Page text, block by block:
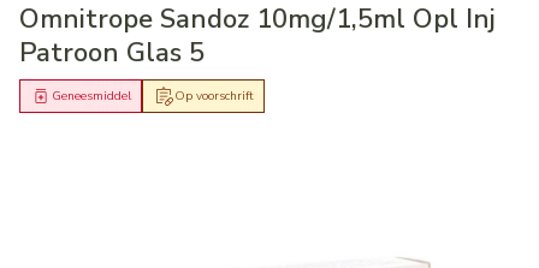
Omnitrope Sandoz 10mg/1,5ml Opl Inj
Patroon Glas 5
Op voorschrift
Geneesmiddel